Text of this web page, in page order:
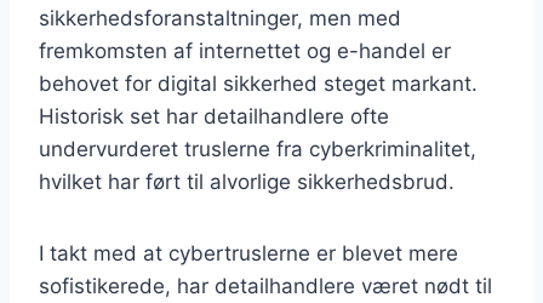
sikkerhedsforanstaltninger, men med
fremkomsten af internettet og e-handel er
behovet for digital sikkerhed steget markant.
Historisk set har detailhandlere ofte
undervurderet truslerne fra cyberkriminalitet,
hvilket har ført til alvorlige sikkerhedsbrud.
I takt med at cybertruslerne er blevet mere
sofistikerede, har detailhandlere været nødt til